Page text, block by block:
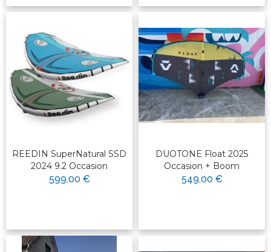
REEDIN SuperNatural SSD
2024 9.2 Occasion
599,00 €
DUOTONE Float 2025
Occasion + Boom
549,00 €